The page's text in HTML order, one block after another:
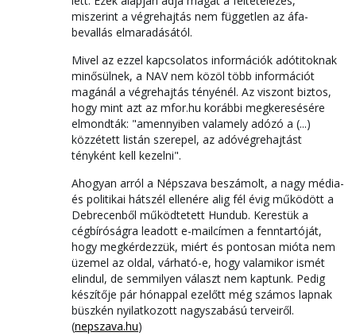
miszerint a végrehajtás nem független az áfa-
bevallás elmaradásától.
Mivel az ezzel kapcsolatos információk adótitoknak
minősülnek, a NAV nem közöl több információt
magánál a végrehajtás tényénél. Az viszont biztos,
hogy mint azt az mfor.hu korábbi megkeresésére
elmondták: "amennyiben valamely adózó a (...)
közzétett listán szerepel, az adóvégrehajtást
tényként kell kezelni".
Ahogyan arról a Népszava beszámolt, a nagy média-
és politikai hátszél ellenére alig fél évig működött a
Debrecenből működtetett Hundub. Kerestük a
cégbíróságra leadott e-mailcímen a fenntartóját,
hogy megkérdezzük, miért és pontosan mióta nem
üzemel az oldal, várható-e, hogy valamikor ismét
elindul, de semmilyen választ nem kaptunk. Pedig
készítője pár hónappal ezelőtt még számos lapnak
büszkén nyilatkozott nagyszabású terveiről.
(nepszava.hu)